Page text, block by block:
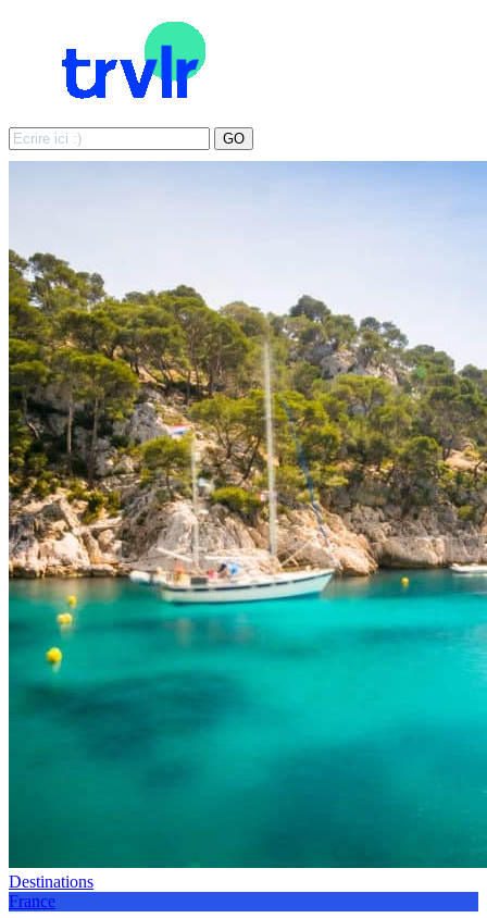
Search
for:
GO
Destinations
France